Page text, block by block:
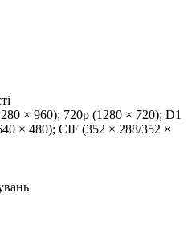
× 960); 720p (1280 × 720); D1
× 480); CIF (352 × 288/352 ×